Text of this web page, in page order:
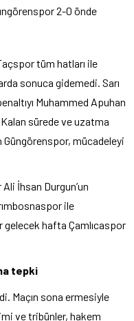
2-0 önde
tüm hatları ile
sonuca gidemedi. Sarı
Muhammed Apuhan
sürede ve uzatma
mücadeleyi
İhsan Durgun’un
ile
gelecek hafta Çamlıcaspor
tepki
Maçın sona ermesiyle
ve tribünler, hakem